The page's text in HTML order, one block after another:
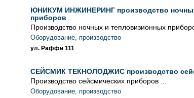
ЮНИКУМ ИНЖИНЕРИНГ производство
приборов
Производство ночных и тепловизионных
Оборудование, производство
ул. Раффи 111
СЕЙСМИК ТЕКНОЛОДЖИС производство
Производство сейсмических приборов ...
Оборудование, производство